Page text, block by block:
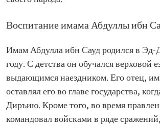
Воспитание имама Абдуллы ибн
Имам Абдулла ибн Сауд родился в Эд-
году. С детства он обучался верховой
выдающимся наездником. Его отец,
оставлял его во главе государства,
Диръию. Кроме того, во время
командовал войсками в ряде